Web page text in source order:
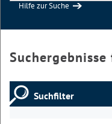
Hilfe zur Suche
Suchfilter